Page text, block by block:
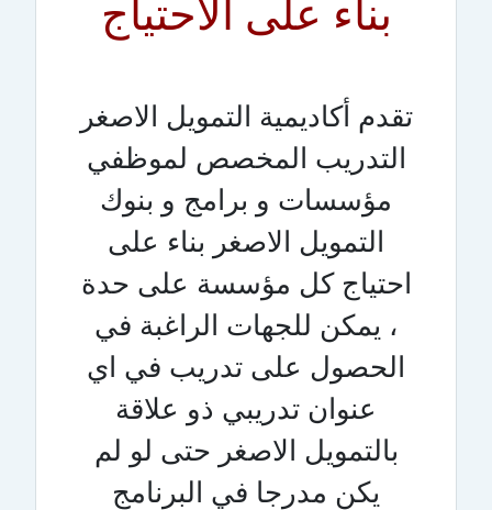
بناء على الاحتياج
تقدم أكاديمية التمويل الاصغر
التدريب المخصص لموظفي
مؤسسات و برامج و بنوك
التمويل الاصغر بناء على
احتياج كل مؤسسة على حدة
، يمكن للجهات الراغبة في
الحصول على تدريب في اي
عنوان تدريبي ذو علاقة
بالتمويل الاصغر حتى لو لم
يكن مدرجا في البرنامج